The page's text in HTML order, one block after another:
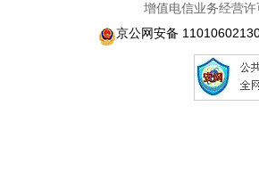
增值电信业务经营
京公网安备